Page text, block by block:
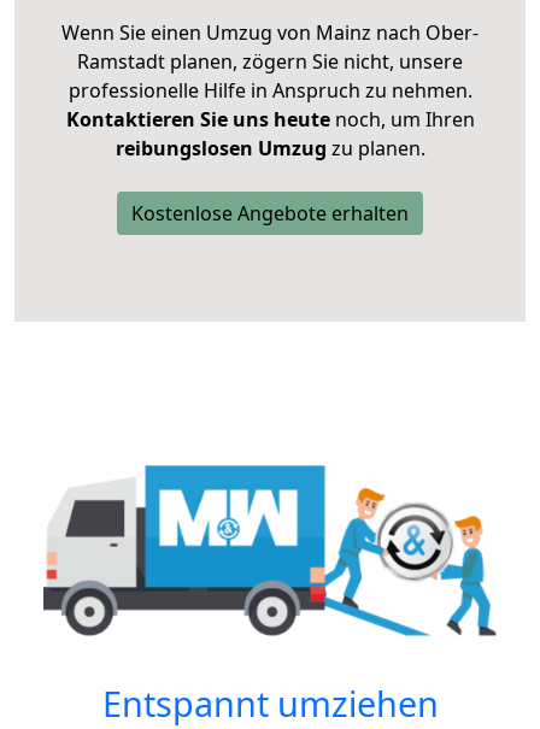
Wenn Sie einen Umzug von Mainz nach Ober-
Ramstadt planen, zögern Sie nicht, unsere
professionelle Hilfe in Anspruch zu nehmen.
Kontaktieren Sie uns heutenoch, um Ihren
reibungslosen Umzug zu planen.
Kostenlose Angebote erhalten
Entspannt umziehen